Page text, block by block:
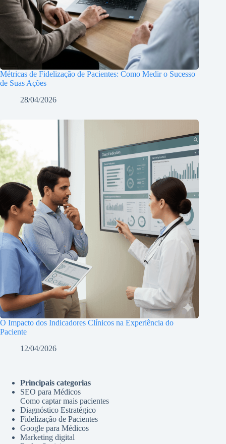
Métricas de Fidelização de Pacientes: Como Medir o Sucesso
de Suas Ações
28/04/2026
O Impacto dos Indicadores Clínicos na Experiência do
Paciente
12/04/2026
Principais categorias
SEO para Médicos
Como captar mais pacientes
Diagnóstico Estratégico
Fidelização de Pacientes
Google para Médicos
Marketing digital